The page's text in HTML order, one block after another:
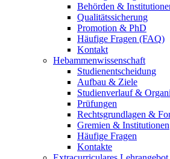
Behörden &
Qualitätssicherung
Promotion & PhD
Häufige Fragen (FAQ)
Kontakt
Hebammenwissenschaft
Studienentscheidung
Aufbau & Ziele
Studienverlauf &
Prüfungen
Rechtsgrundlagen &
Gremien & Institutionen
Häufige Fragen
Kontakte